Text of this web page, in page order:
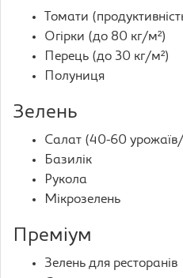
Томати
Огірки (до 80 кг/м²)
Перець (до 30 кг/м²)
Полуниця
Зелень
Салат (40-60 урожаїв/
Базилік
Рукола
Мікрозелень
Преміум
Зелень для ресторанів